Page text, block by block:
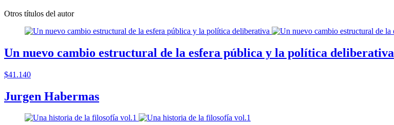
Otros títulos del autor
Un nuevo cambio estructural de la esfera pública y la política deliberativa
$41.140
Jurgen Habermas